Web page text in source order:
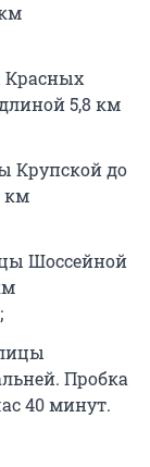
Красных
5,8 км
Крупской до
км
Шоссейной
Пробка
40 минут.